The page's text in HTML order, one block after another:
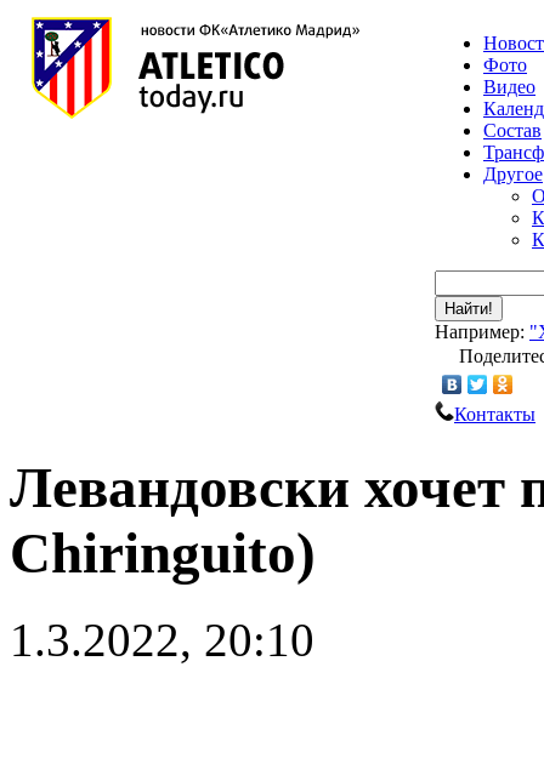
Фото
Видео
Состав
Другое
Найти!
Например:
Контакты
Левандовски хочет
Chiringuito)
1.3.2022, 20:10